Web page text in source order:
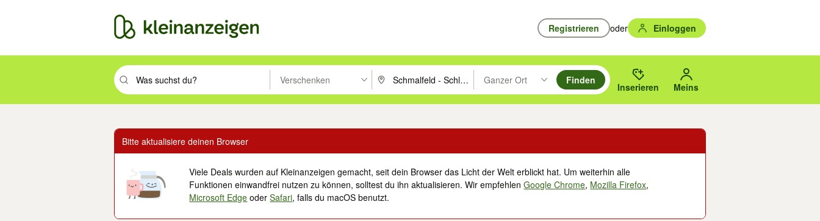
Registrieren oder Einloggen
Suchbegriff eingeben. Eingabetaste drücken um zu suchen, oder Vorschläge mit den Pfeiltasten nach oben/unten durchsuchen und mit Eingabetaste auswählen.
Verschenken PLZ oder Ort eingeben. Eingabetaste drücken um zu suchen, oder Vorschläge mit den Pfeiltasten nach oben/
Ganzer Ort
Suche im Umkreis des gewählten Orts oder PLZ.
Finden
Inserieren Meins
Bitte aktualisiere deinen Browser
Viele Deals wurden auf Kleinanzeigen gemacht, seit dein Browser das Licht der Welt erblickt hat. Um weiterhin alle
Funktionen einwandfrei nutzen zu können, solltest du ihn aktualisieren. Wir empfehlenGoogle Chrome, Mozilla Firefox,
Microsoft Edge oderSafari, falls du macOS benutzt.